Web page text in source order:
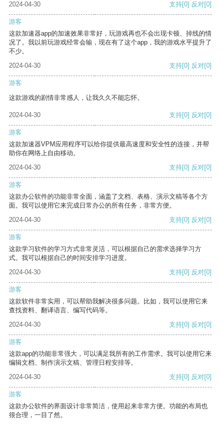
2024-04-30 支持[0] 反对[0]
游客
这款加速器app的加速效果非常好，玩游戏再也不会出现卡顿、掉线的情
况了。我以前玩游戏经常会输，现在有了这个app，我的游戏水平提升了
不少。
2024-04-30
支持[0] 反对[0]
游客
这款游戏的剧情非常感人，让我久久不能忘怀。
2024-04-30 支持[0] 反对[0]
游客
这款加速器VPM应用程序可以给你提供最高速度和安全性的连接，并帮
助你在网络上自由移动。
2024-04-30
支持[0] 反对[0]
游客
这款办公软件的功能非常全面，涵盖了文档、表格、演示文稿等各个方
面。我可以使用它来完成日常办公的所有任务，非常方便。
2024-04-30
支持[0] 反对[0]
游客
这款学习软件的学习方式非常灵活，可以根据自己的需求选择学习方
式。我可以根据自己的时间安排学习进度。
2024-04-30
支持[0] 反对[0]
游客
这款软件非常实用，可以帮助我解决很多问题。比如，我可以使用它来
查找资料、翻译语言、编写代码等。
2024-04-30
支持[0] 反对[0]
游客
这款app的功能非常强大，可以满足我所有的工作需求。我可以使用它来
编辑文档、制作演示文稿、管理日程安排等。
2024-04-30
支持[0] 反对[0]
游客
这款办公软件的界面设计非常简洁，使用起来非常方便。功能的布局也
很合理，一目了然。